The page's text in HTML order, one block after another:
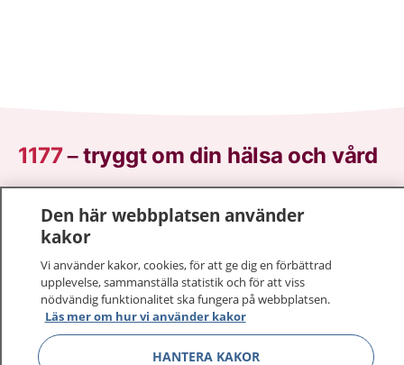
1177–tryggt om din hälsa och vård
sjukdomar och vilka mottagningar du kan kontakta.
Logga in för att läsa din journal och göra dina
vårdärenden. Ring telefonnummer 1177 för
sjukvårdsrådgivning dygnet runt.
1177 ger dig råd när du vill må bättre.
Den här webbplatsen använder
kakor
Vi använder kakor, cookies, för att ge dig en förbättrad
upplevelse, sammanställa statistik och för att viss
nödvändig funktionalitet ska fungera på webbplatsen.
Läs mer om hur vi använder kakor
HANTERA KAKOR